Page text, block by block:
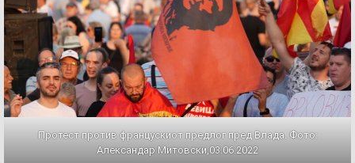
Протест против францускиот предлог пред Влада. Фото:
Александар Митовски,03.06.2022